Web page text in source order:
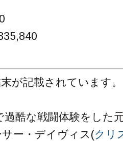
が記載されています。
過酷な戦闘体験をした
サー・デイヴィス(クリ